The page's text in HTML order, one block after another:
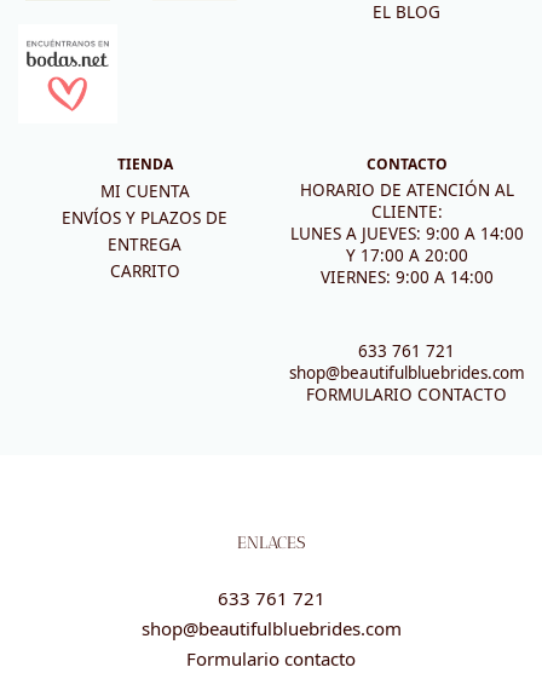
EL BLOG
TIENDA
MI CUENTA
ENVÍOS Y PLAZOS DE
ENTREGA
CARRITO
CONTACTO
HORARIO DE ATENCIÓN AL
CLIENTE:
LUNES A JUEVES: 9:00 A 14:00
Y 17:00 A 20:00
VIERNES: 9:00 A 14:00
633 761 721
shop@beautifulbluebrides.com
FORMULARIO CONTACTO
ENLACES
633 761 721
shop@beautifulbluebrides.com
Formulario contacto